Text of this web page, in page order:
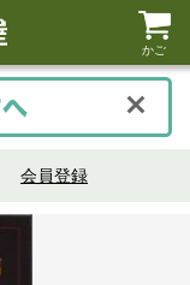
かご
会員登録